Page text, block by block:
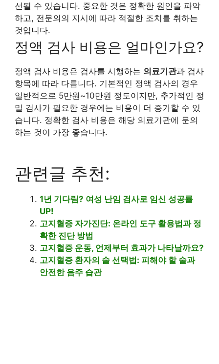
선될 수 있습니다. 중요한 것은 정확한 원인을 파악
하고, 전문의의 지시에 따라 적절한 조치를 취하는
것입니다.
정액 검사 비용은 얼마인가요?
정액 검사 비용은 검사를 시행하는 의료기관과 검사
항목에 따라 다릅니다. 기본적인 정액 검사의 경우
일반적으로 5만원~10만원 정도이지만, 추가적인 정
밀 검사가 필요한 경우에는 비용이 더 증가할 수 있
습니다. 정확한 검사 비용은 해당 의료기관에 문의
하는 것이 가장 좋습니다.
관련글 추천:
1년 기다림? 여성 난임 검사로 임신 성공률
UP!
고지혈증 자가진단: 온라인 도구 활용법과 정
확한 진단 방법
고지혈증 운동, 언제부터 효과가 나타날까요?
고지혈증 환자의 술 선택법: 피해야 할 술과
안전한 음주 습관